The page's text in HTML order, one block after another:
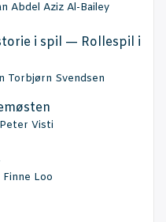
Abdel Aziz Al-Bailey
i spil — Rol­le­spil i
Torbjørn Svendsen
Visti
Finne Loo